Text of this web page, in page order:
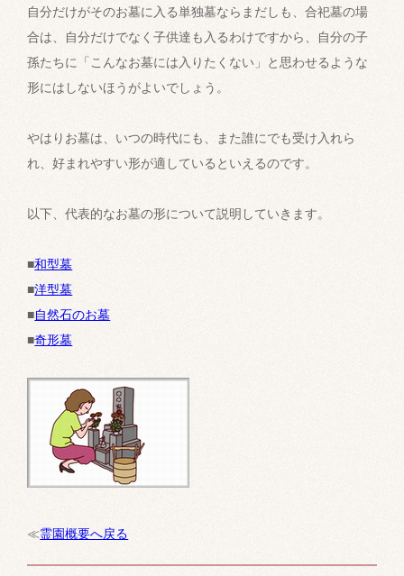
自分だけがそのお墓に入る単独墓ならまだしも、合祀墓の場
合は、自分だけでなく子供達も入るわけですから、自分の子
孫たちに「こんなお墓には入りたくない」と思わせるような
形にはしないほうがよいでしょう。
やはりお墓は、いつの時代にも、また誰にでも受け入れら
れ、好まれやすい形が適しているといえるのです。
以下、代表的なお墓の形について説明していきます。
■和型墓
■洋型墓
■自然石のお墓
■奇形墓
≪霊園概要へ戻る